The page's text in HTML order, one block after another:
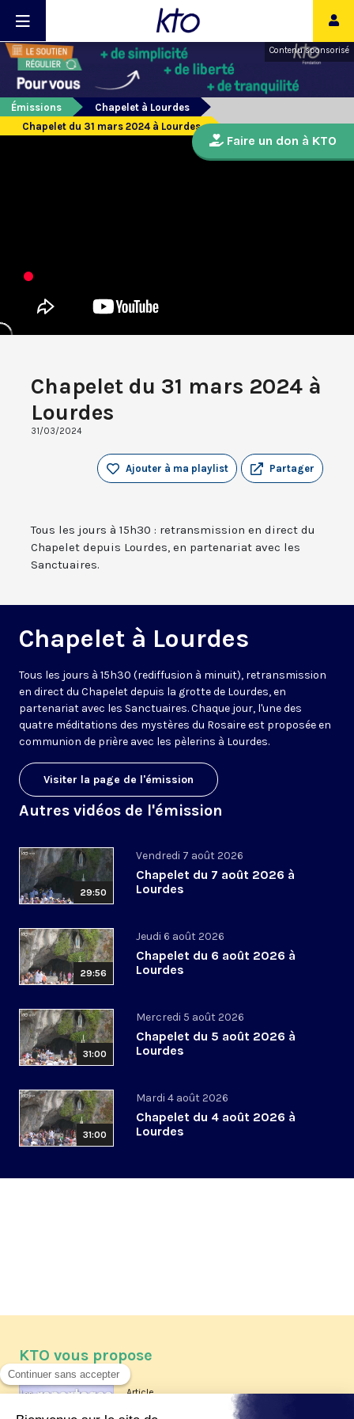
Contenu sponsorisé
Émissions
Chapelet à Lourdes
Chapelet du 31 mars 2024 à Lourdes
Chapelet du 31 mars 2024 à
Lourdes
31/03/2024
Partager
Ajouter à ma playlist
Tous les jours à 15h30 : retransmission en direct du
Chapelet depuis Lourdes, en partenariat avec les
Sanctuaires.
Chapelet à Lourdes
Tous les jours à 15h30 (rediffusion à minuit), retransmission
en direct du Chapelet depuis la grotte de Lourdes, en
partenariat avec les Sanctuaires. Chaque jour, l'une des
quatre méditations des mystères du Rosaire est proposée en
communion de prière avec les pèlerins à Lourdes.
Visiter la page de l'émission
Autres vidéos de l'émission
29:50
Vendredi 7 août 2026
Chapelet du 7 août 2026 à
Lourdes
29:56
Jeudi 6 août 2026
Chapelet du 6 août 2026 à
Lourdes
31:00
Mercredi 5 août 2026
Chapelet du 5 août 2026 à
Lourdes
31:00
Mardi 4 août 2026
Chapelet du 4 août 2026 à
Lourdes
Faire un don à KTO
KTO vous propose
Article
Les reportages d'été 2026 de KTO